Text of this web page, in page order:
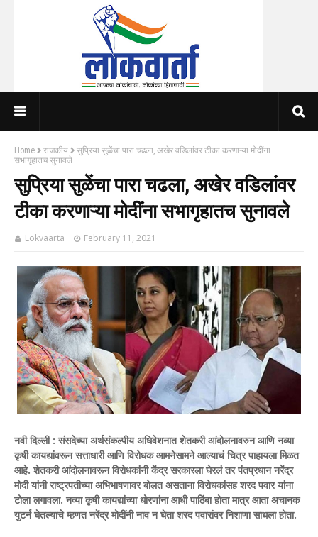
Home राजकीय
सुप्रिया सुळेंचा पारा चढला, अखेर वडिलांवर टीका करणाऱ्या मोदींना
सभागृहातच सुनावले
सुप्रिया सुळेंचा पारा चढला, अखेर वडिलांवर
टीका करणाऱ्या मोदींना सभागृहातच सुनावले
Lokvaarta February 11, 2021
नवी दिल्ली : संसदेच्या अर्थसंकल्पीय अधिवेशनात शेतकरी आंदोलनावरुन आणि नव्या
कृषी कायद्यांवरून सत्ताधारी आणि विरोधक आमनेसामने आल्याचं चित्र पाहायला मिळत
आहे. शेतकरी आंदोलनावरून विरोधकांनी केंद्र सरकारला घेरलं तर पंतप्रधान नरेंद्र
मोदी यांनी राष्ट्रपतीच्या अभिभाषणावर बोलत असताना विरोधकांसह शरद पवार यांना
टोला लगावला. नव्या कृषी कायद्यांच्या धोरणांना आधी पाठिंबा होता मात्र आता अचानक
युटर्न घेतल्याचे म्हणत नरेंद्र मोदींनी नाव न घेता शरद पवारांवर निशाणा साधला होता.